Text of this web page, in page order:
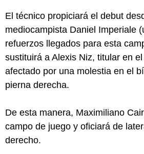
El técnico propiciará el debut
mediocampista Daniel Imperiale
refuerzos llegados para esta
sustituirá a Alexis Niz, titular en
afectado por una molestia en el
pierna derecha.
De esta manera, Maximiliano
campo de juego y oficiará de
derecho.